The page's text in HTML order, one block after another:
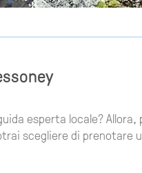
esperta locale? Allora,
scegliere di prenotare